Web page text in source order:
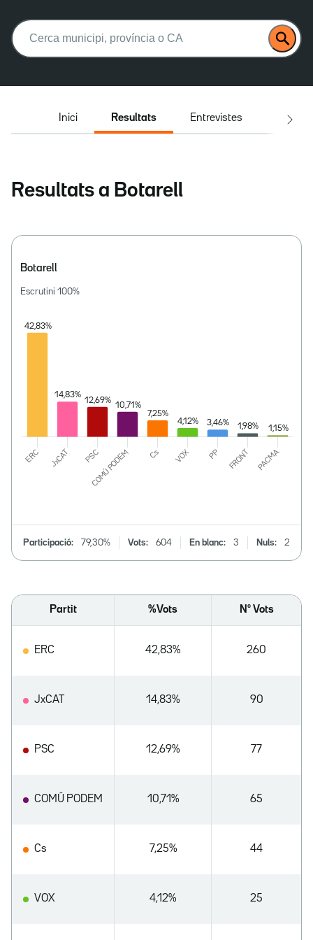
Buscar:
Inici Resultats Entrevistes El
Resultats a Botarell
Botarell
Escrutini 100%
Participació: 79,30% Vots: 604 En blanc: 3 Nuls: 2
Partit %Vots Nº Vots
ERC 42,83% 260
JxCAT 14,83% 90
PSC 12,69% 77
COMÚ PODEM 10,71% 65
Cs 7,25% 44
VOX 4,12% 25